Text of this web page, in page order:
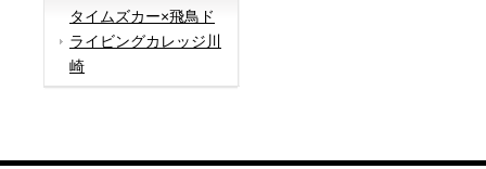
タイムズカー×飛鳥ド
ライビングカレッジ川
崎